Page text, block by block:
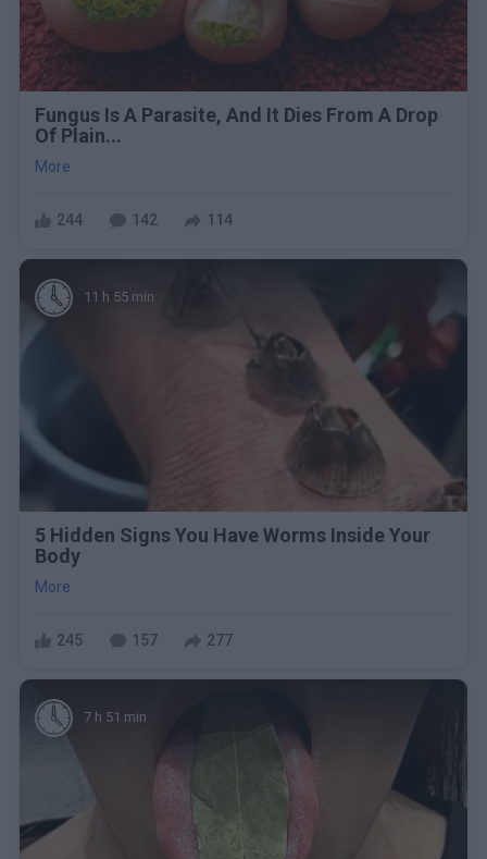
Fungus Is A Parasite, And It Dies From A Drop
Of Plain...
More
244 142 114
11 h 55 min
5 Hidden Signs You Have Worms Inside Your
Body
More
245 157 277
7 h 51 min